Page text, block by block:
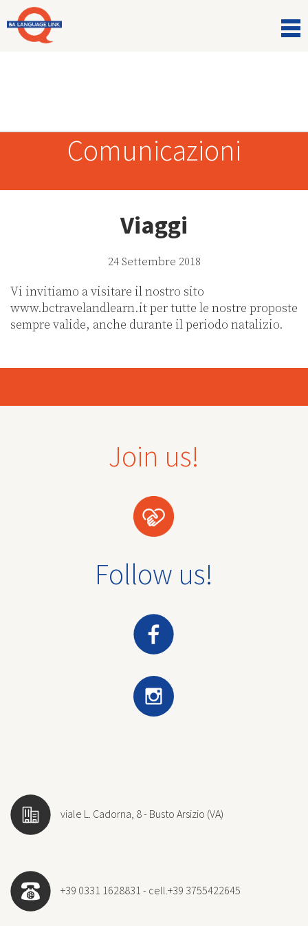
Comunicazioni
Viaggi
24 Settembre 2018
Vi invitiamo a visitare il nostro sito
www.bctravelandlearn.itper tutte le nostre proposte
sempre valide, anche durante il periodo natalizio.
Join us!
Follow us!
viale L. Cadorna, 8 - Busto Arsizio (VA)
+39 0331 1628831 - cell.+39 3755422645